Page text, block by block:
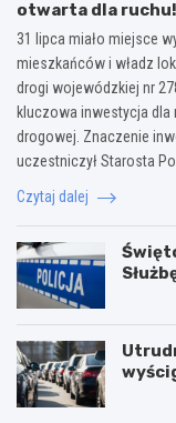
otwarta dla ruchu!
31 lipca miało miejsce
mieszkańców i władz
drogi wojewódzkiej nr
kluczowa inwestycja dla
drogowej. Znaczenie
uczestniczył Starosta
Czytaj dalej